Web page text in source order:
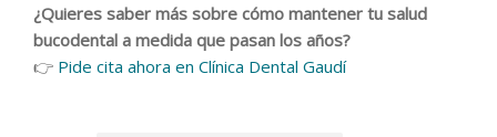
¿Quieres saber más sobre cómo mantener tu salud
bucodental a medida que pasan los años?
👉 Pide cita ahora en Clínica Dental Gaudí